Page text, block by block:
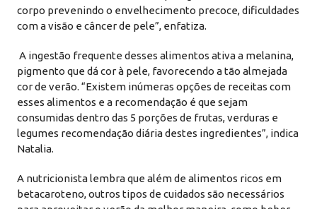
corpo prevenindo o envelhecimento precoce, dificuldades
com a visão e câncer de pele”, enfatiza.
A ingestão frequente desses alimentos ativa a melanina,
pigmento que dá cor à pele, favorecendo a tão almejada
cor de verão. “Existem inúmeras opções de receitas com
esses alimentos e a recomendação é que sejam
consumidas dentro das 5 porções de frutas, verduras e
legumes recomendação diária destes ingredientes”, indica
Natalia.
A nutricionista lembra que além de alimentos ricos em
betacaroteno, outros tipos de cuidados são necessários